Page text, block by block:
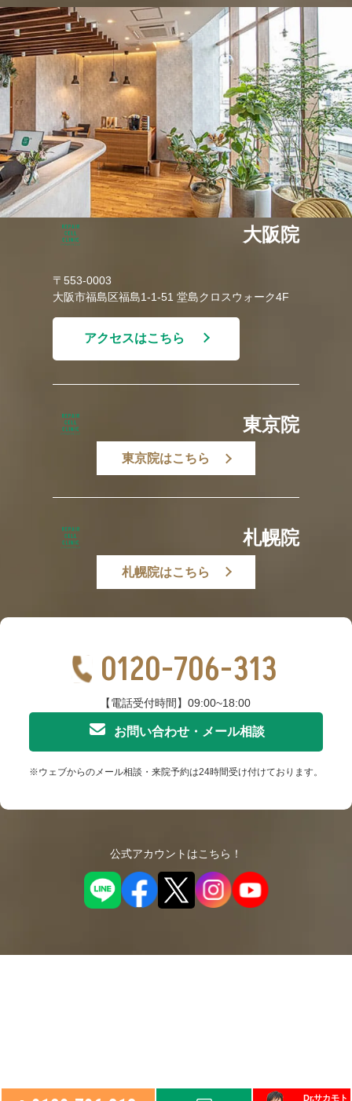
Dr.サカモト
大阪院
〒553-0003
大阪市福島区福島1-1-51 堂島クロスウォーク4F
アクセスはこちら
東京院
東京院はこちら
札幌院
札幌院はこちら
0120-706-313
【電話受付時間】09:00~18:00
お問い合わせ・メール相談
※ウェブからのメール相談・来院予約は24時間受け付けております。
公式アカウントはこちら！